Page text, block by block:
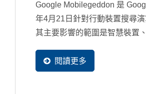
Google Mobilegeddon 是
年4月21日針對行動裝置搜尋演
其主要影響的範圍是智慧裝置
閱讀更多